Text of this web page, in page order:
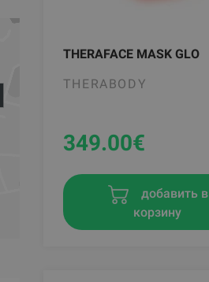
THERAFACE MASK GLO
THERABODY
349.00€
добавить в
корзину